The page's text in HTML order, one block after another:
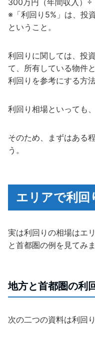
※「利回り5%」は、投
ということ。
利回りに関しては、投
て、所有している物件
利回りを参考にする方
利回り相場といっても
そのため、まずはある
う。
エリアで利回
実は利回りの相場はエ
と首都圏の例を見てみま
地方と首都圏の利
次の二つの資料は利回